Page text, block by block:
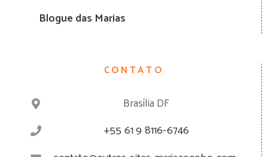
Blogue das Marias
CONTATO
Brasília DF
+55 61 9 8116-6746